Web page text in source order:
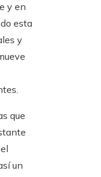
y en
esta
y
que
un